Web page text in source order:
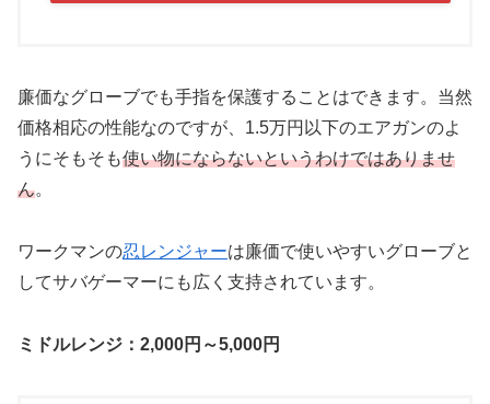
廉価なグローブでも手指を保護することはできます。当然
価格相応の性能なのですが、1.5万円以下のエアガンのよ
うにそもそも使い物にならないというわけではありませ
ん。
ワークマンの忍レンジャーは廉価で使いやすいグローブと
してサバゲーマーにも広く支持されています。
ミドルレンジ：2,000円～5,000円